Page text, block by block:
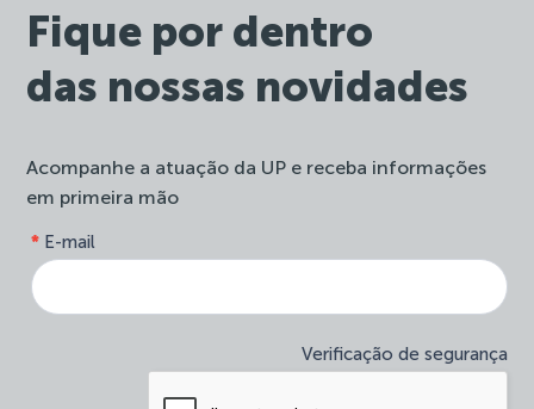
Fique por dentro
das nossas novidades
Acompanhe a atuação da UP e receba informações
em primeira mão
site-
newsletter
E-mail
*
Verificação de segurança
você
é
humano,
este
campo